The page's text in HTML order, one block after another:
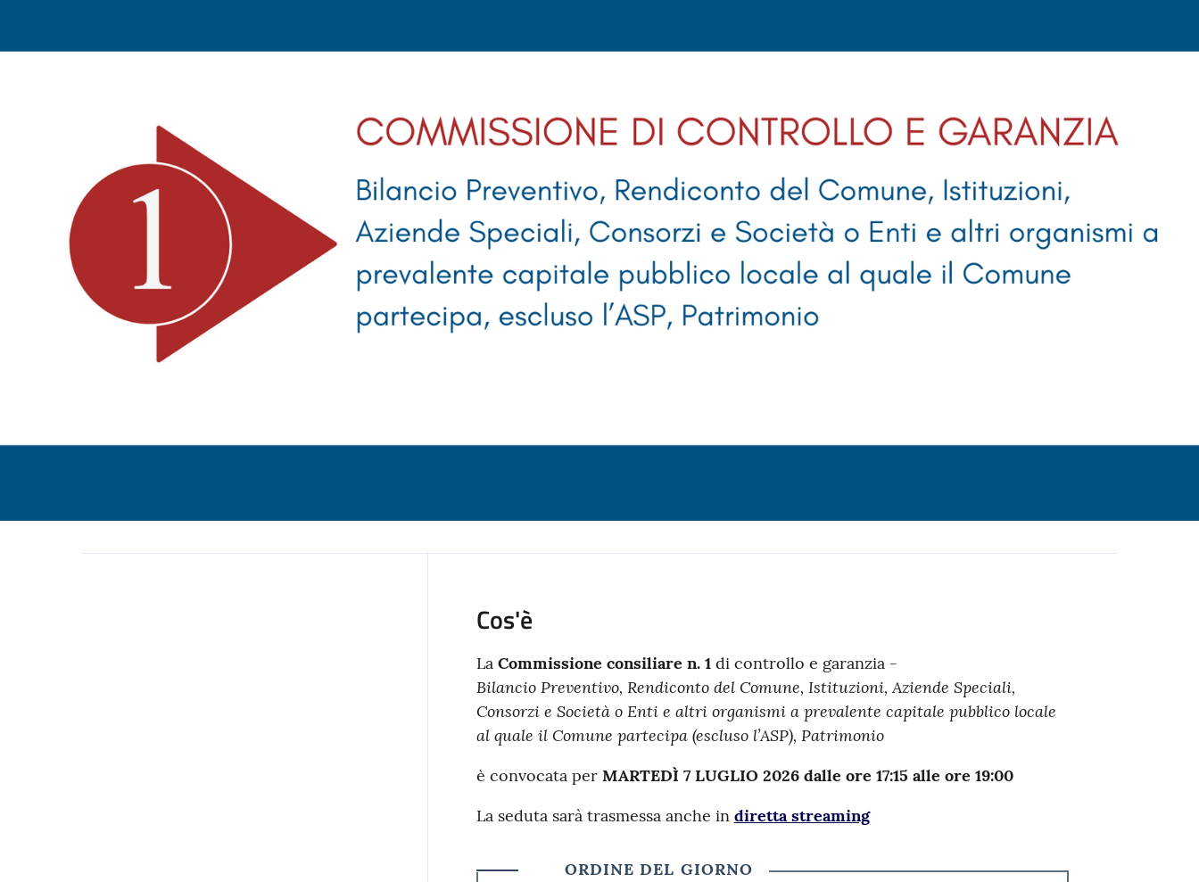
Cos'è
La Commissione consiliare n. 1di controllo e garanzia -
Bilancio Preventivo, Rendiconto del Comune, Istituzioni, Aziende Speciali,
Consorzi e Società o Enti e altri organismi a prevalente capitale pubblico locale
al quale il Comune partecipa (escluso l’ASP), Patrimonio
è convocata per MARTEDÌ 7 LUGLIO 2026 dalle ore 17:15 alle ore 19:00
La seduta sarà trasmessa anche in diretta streaming
ORDINE DEL GIORNO